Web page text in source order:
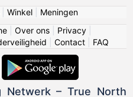
Winkel| Meningen
Over ons Privacy
Contact FAQ
Netwerk – True North